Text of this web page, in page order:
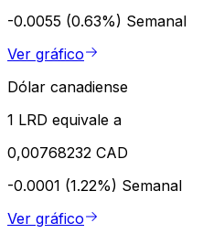
-0.0055 (0.63%) Semanal
Ver gráfico
Dólar canadiense
1 LRD equivale a
0,00768232 CAD
-0.0001 (1.22%) Semanal
Ver gráfico